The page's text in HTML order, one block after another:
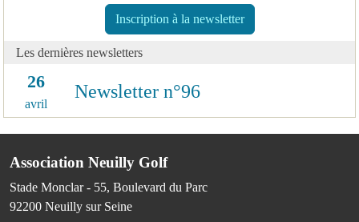
Inscription à la newsletter
Les dernières newsletters
26
avril
Newsletter n°96
Association Neuilly Golf
Stade Monclar - 55, Boulevard du Parc
92200 Neuilly sur Seine